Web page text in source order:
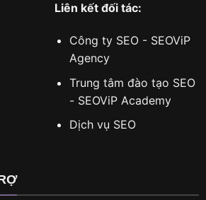
Liên kết đối tác:
Công ty SEO - SEOViP
Agency
Trung tâm đào tạo SEO
- SEOViP Academy
Dịch vụ SEO